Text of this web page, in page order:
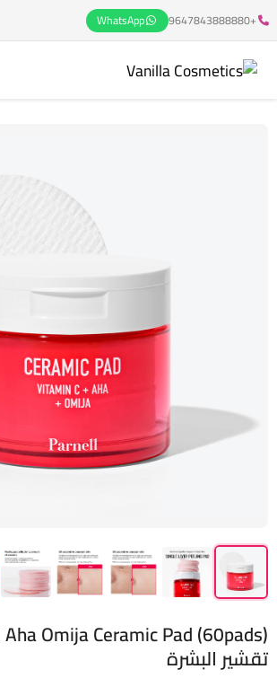
+9647843888880
WhatsApp
تقشير البشرة